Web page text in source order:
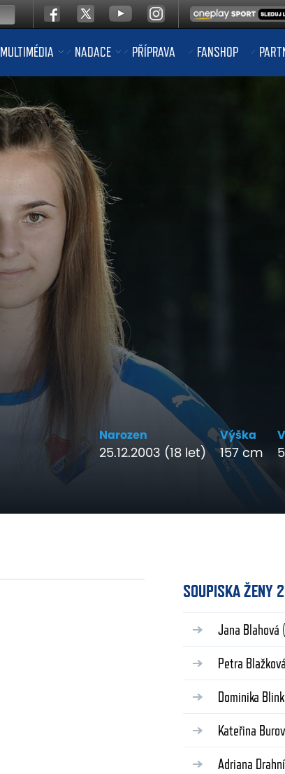
MULTIMÉDIA NADACE PŘÍPRAVA FANSHOP
Narozen
25.12.2003 (18 let)
Výška
157 cm
SOUPISKA
Jana Blahová
Petra Blažková
Dominika
Kateřina
Adriana